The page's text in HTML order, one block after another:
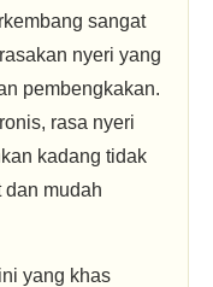
sangat
nyeri yang
pembengkakan.
rasa nyeri
kadang tidak
mudah
yang khas